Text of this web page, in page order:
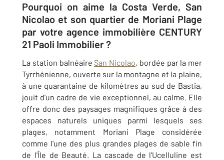
Pourquoi on aime la Costa Verde, San
Nicolao et son quartier de Moriani Plage
par votre agence immobilière CENTURY
21 Paoli Immobilier ?
La station balnéaire San Nicolao, bordée par la mer
Tyrrhénienne, ouverte sur la montagne et la plaine,
à une quarantaine de kilomètres au sud de Bastia,
jouit d'un cadre de vie exceptionnel, au calme. Elle
offre donc des paysages magnifiques grâce à des
espaces naturels uniques parmi lesquels ses
plages, notamment Moriani Plage considérée
comme l'une des plus grandes plages de sable fin
de l'Île de Beauté. La cascade de l'Ucelluline est